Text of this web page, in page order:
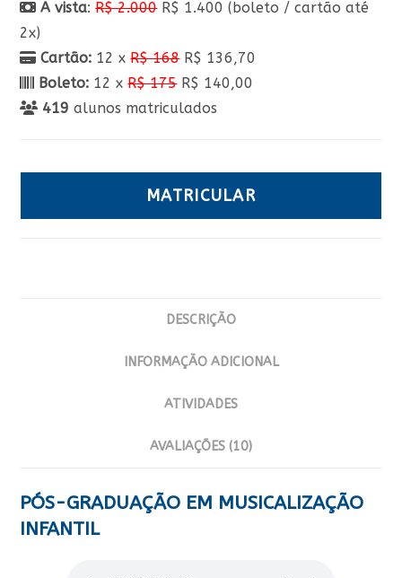
A vista:R$ 2.000R$ 1.400 (boleto / cartão até
2x)
Cartão: 12 xR$ 168R$ 136,70
Boleto: 12 xR$ 175R$ 140,00
419 alunos matriculados
MATRICULAR
DESCRIÇÃO
INFORMAÇÃO ADICIONAL
ATIVIDADES
AVALIAÇÕES (10)
PÓS-GRADUAÇÃO EM MUSICALIZAÇÃO
INFANTIL